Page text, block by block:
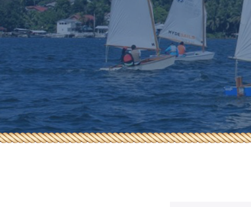
Adatvédelmi irányelvek –
tájékoztató
ÁSZF